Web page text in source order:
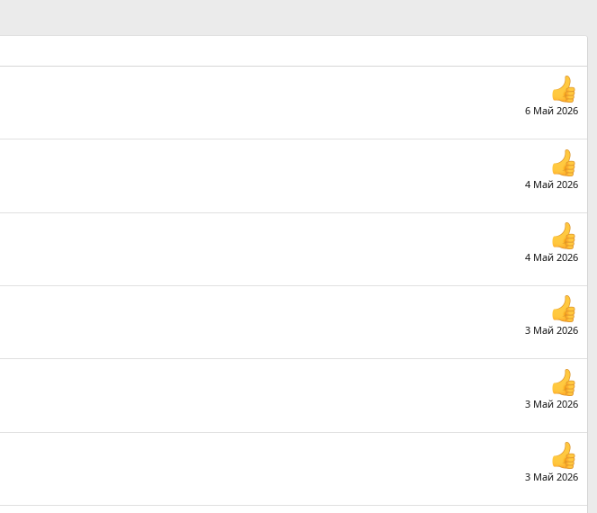
6 Май 2026
4 Май 2026
4 Май 2026
3 Май 2026
3 Май 2026
3 Май 2026